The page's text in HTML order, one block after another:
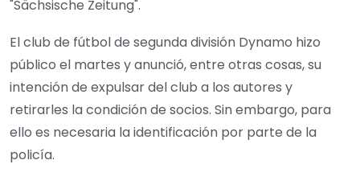
"Sächsische Zeitung".
El club de fútbol de segunda división Dynamo hizo
público el martes y anunció, entre otras cosas, su
intención de expulsar del club a los autores y
retirarles la condición de socios. Sin embargo, para
ello es necesaria la identificación por parte de la
policía.